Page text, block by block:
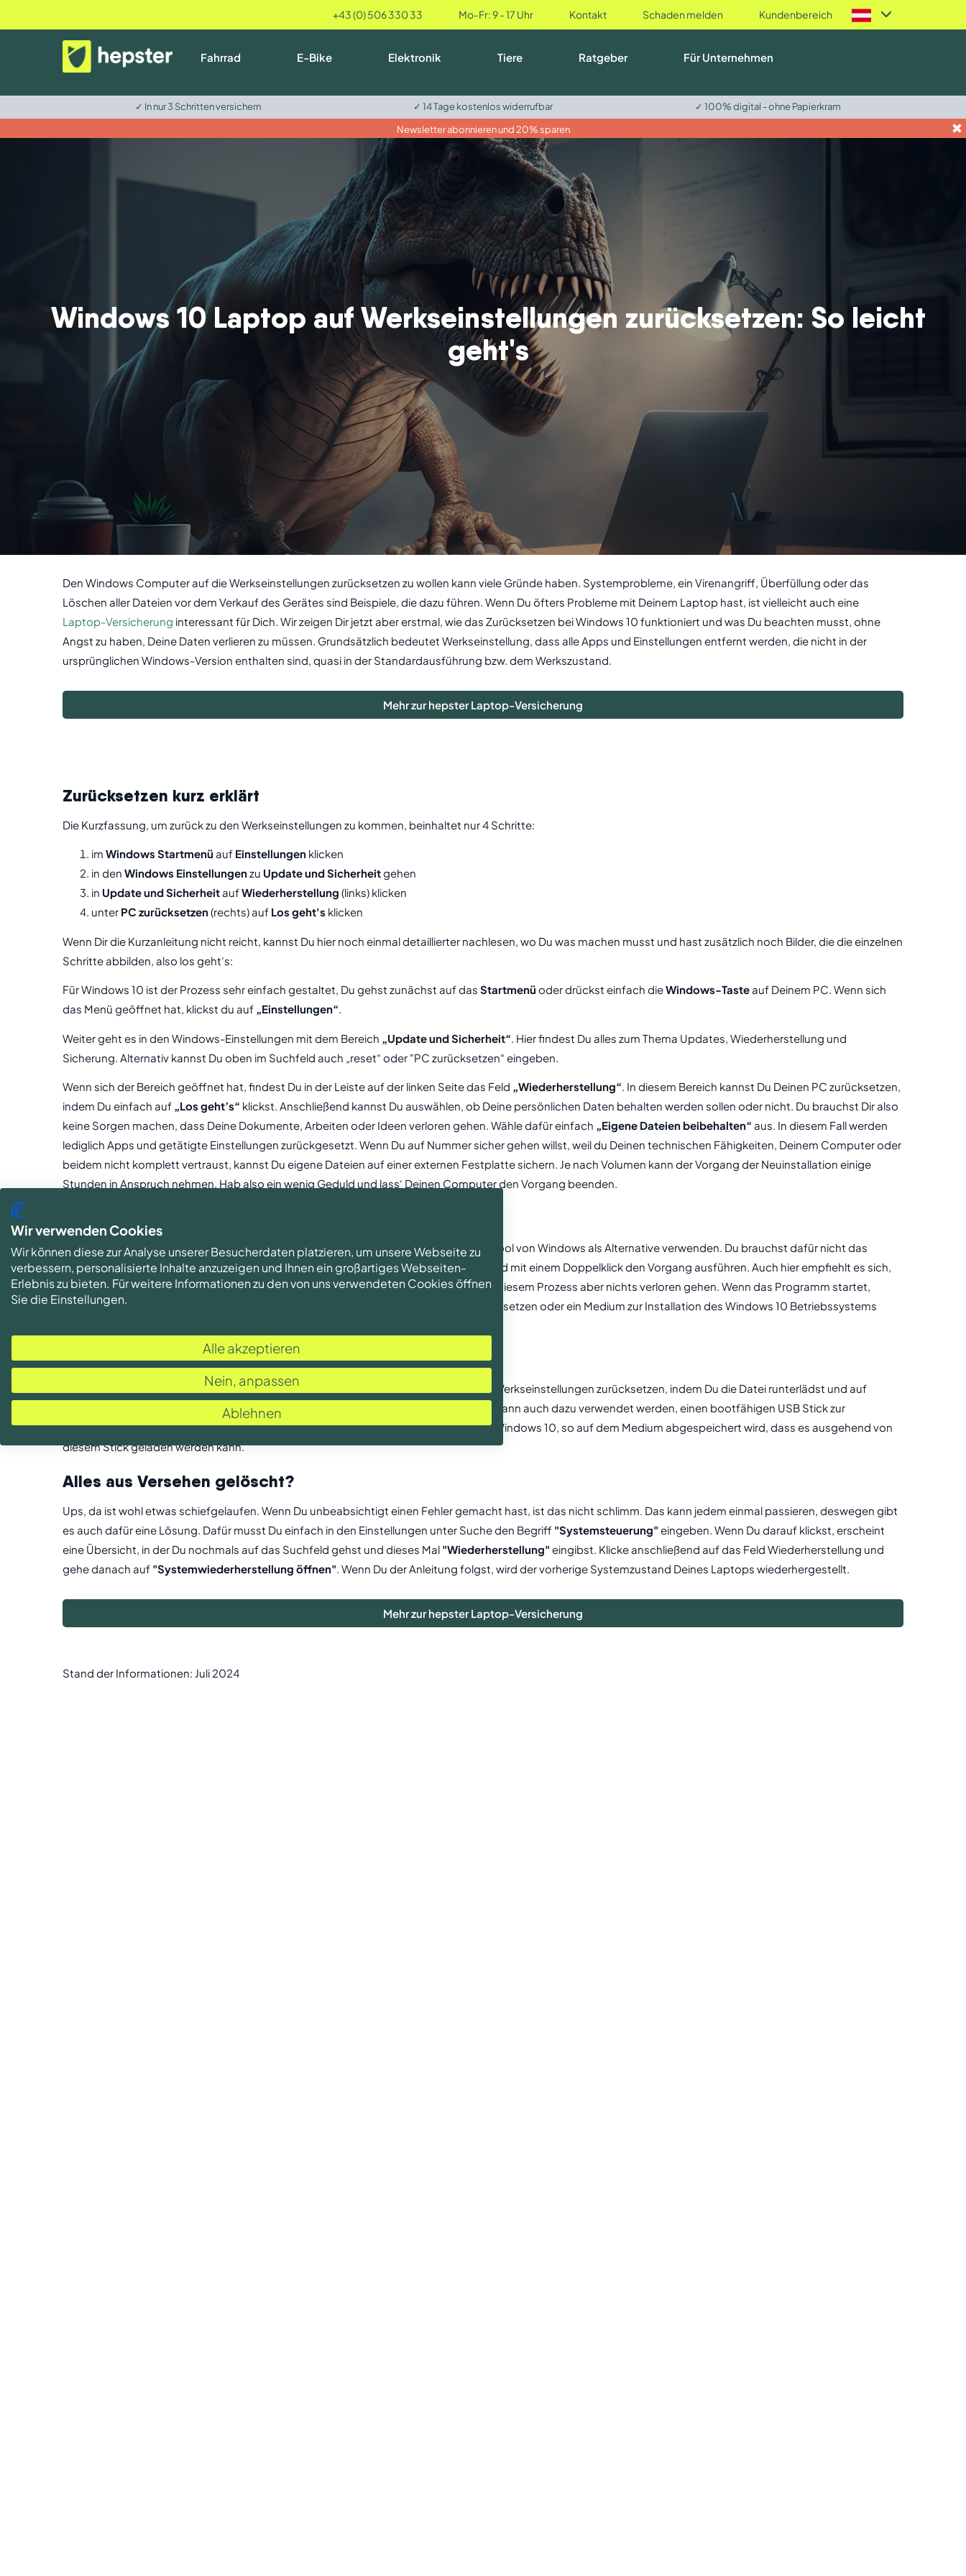
+43 (0) 506 330 33 Mo-Fr: 9 - 17 Uhr Kontakt Schaden melden Kundenbereich
Fahrrad E-Bike Elektronik Tiere Ratgeber Für Unternehmen
✓ In nur 3 Schritten versichern ✓ 14 Tage kostenlos widerrufbar
✓ 100% digital - ohne Papierkram
Newsletter abonnieren und 20% sparen
Windows 10 Laptop auf Werkseinstellungen zurücksetzen: So leicht
geht's
Den Windows Computer auf die Werkseinstellungen zurücksetzen zu wollen kann viele Gründe haben. Systemprobleme, ein Virenangriff, Überfüllung oder das
Löschen aller Dateien vor dem Verkauf des Gerätes sind Beispiele, die dazu führen. Wenn Du öfters Probleme mit Deinem Laptop hast, ist vielleicht auch eine
Laptop-Versicherung interessant für Dich. Wir zeigen Dir jetzt aber erstmal, wie das Zurücksetzen bei Windows 10 funktioniert und was Du beachten musst, ohne
Angst zu haben, Deine Daten verlieren zu müssen. Grundsätzlich bedeutet Werkseinstellung, dass alle Apps und Einstellungen entfernt werden, die nicht in der
ursprünglichen Windows-Version enthalten sind, quasi in der Standardausführung bzw. dem Werkszustand.
Mehr zur hepster Laptop-Versicherung
Zurücksetzen kurz erklärt
Die Kurzfassung, um zurück zu den Werkseinstellungen zu kommen, beinhaltet nur 4 Schritte:
im Windows Startmenü auf Einstellungen klicken
in den Windows Einstellungenzu Update und Sicherheitgehen
in Update und SicherheitaufWiederherstellung (links) klicken
unter PC zurücksetzen(rechts) auf Los geht's klicken
Wenn Dir die Kurzanleitung nicht reicht, kannst Du hier noch einmal detaillierter nachlesen, wo Du was machen musst und hast zusätzlich noch Bilder, die die einzelnen
Schritte abbilden, also los geht's:
Für Windows 10 ist der Prozess sehr einfach gestaltet, Du gehst zunächst auf das Startmenü oder drückst einfach dieWindows-Tasteauf Deinem PC. Wenn sich
das Menü geöffnet hat, klickst du auf „Einstellungen“.
Weiter geht es in den Windows-Einstellungen mit dem Bereich „Update und Sicherheit“ . Hier findest Du alles zum Thema Updates, Wiederherstellung und
Sicherung. Alternativ kannst Du oben im Suchfeld auch „reset“ oder "PC zurücksetzen“ eingeben.
Wenn sich der Bereich geöffnet hat, findest Du in der Leiste auf der linken Seite das Feld „Wiederherstellung“. In diesem Bereich kannst Du Deinen PC zurücksetzen,
indem Du einfach auf „Los geht’s“ klickst. Anschließend kannst Du auswählen, ob Deine persönlichen Daten behalten werden sollen oder nicht. Du brauchst Dir also
keine Sorgen machen, dass Deine Dokumente, Arbeiten oder Ideen verloren gehen. Wähle dafür einfach „Eigene Dateien beibehalten“ aus. In diesem Fall werden
lediglich Apps und getätigte Einstellungen zurückgesetzt. Wenn Du auf Nummer sicher gehen willst, weil du Deinen technischen Fähigkeiten, Deinem Computer oder
beidem nicht komplett vertraust, kannst Du eigene Dateien auf einer externen Festplatte sichern. Je nach Volumen kann der Vorgang der Neuinstallation einige
Stunden in Anspruch nehmen. Hab also ein wenig Geduld und lass‘ Deinen Computer den Vorgang beenden.
Um ein Betriebssystem-Upgrade durchzuführen, kannst Du auch dieses kostenlose Tool von Windows als Alternative verwenden. Du brauchst dafür nicht das
Programm selbst zu installieren, sondern nur die entsprechende Datei downloaden und mit einem Doppelklick den Vorgang ausführen. Auch hier empfiehlt es sich,
ein Backup zu erstellen, um Deine Dateien doppelt zu sichern, grundsätzlich sollte bei diesem Prozess aber nichts verloren gehen. Wenn das Programm startet,
kannst Du entweder direkt eine Neuinstallation durchführen und Deinen Laptop zurücksetzen oder ein Medium zur Installation des Windows 10 Betriebssystems
Windows 10 ISO-Datei
Außerdem kannst Du Windows 10 auf Deinem Computer auch mit der ISO-Datei auf Werkseinstellungen zurücksetzen, indem Du die Datei runterlädst und auf
Deinem Laptop installierst. Hierbei gehen allerdings alle Daten verloren. Die ISO Datei kann auch dazu verwendet werden, einen bootfähigen USB Stick zur
Installation zu erstellen. Bootfähig bedeutet, dass ein Betriebssystem, in diesem Fall Windows 10, so auf dem Medium abgespeichert wird, dass es ausgehend von
diesem Stick geladen werden kann.
Alles aus Versehen gelöscht?
Ups, da ist wohl etwas schiefgelaufen. Wenn Du unbeabsichtigt einen Fehler gemacht hast, ist das nicht schlimm. Das kann jedem einmal passieren, deswegen gibt
es auch dafür eine Lösung. Dafür musst Du einfach in den Einstellungen unter Suche den Begriff "Systemsteuerung" eingeben. Wenn Du darauf klickst, erscheint
eine Übersicht, in der Du nochmals auf das Suchfeld gehst und dieses Mal "Wiederherstellung" eingibst. Klicke anschließend auf das Feld Wiederherstellung und
gehe danach auf "Systemwiederherstellung öffnen" . Wenn Du der Anleitung folgst, wird der vorherige Systemzustand Deines Laptops wiederhergestellt.
Mehr zur hepster Laptop-Versicherung
Stand der Informationen: Juli 2024
Wir verwenden Cookies
Wir können diese zur Analyse unserer Besucherdaten platzieren, um unsere Webseite zu
verbessern, personalisierte Inhalte anzuzeigen und Ihnen ein großartiges Webseiten-
Erlebnis zu bieten. Für weitere Informationen zu den von uns verwendeten Cookies öffnen
Sie die Einstellungen.
Alle akzeptieren
Nein, anpassen
Ablehnen